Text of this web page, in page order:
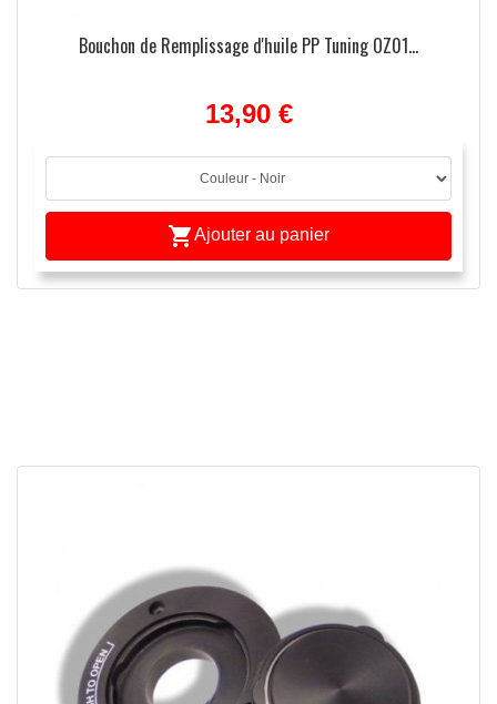
Bouchon de Remplissage d'huile PP Tuning OZ01...
13,90 €
Ajouter au panier